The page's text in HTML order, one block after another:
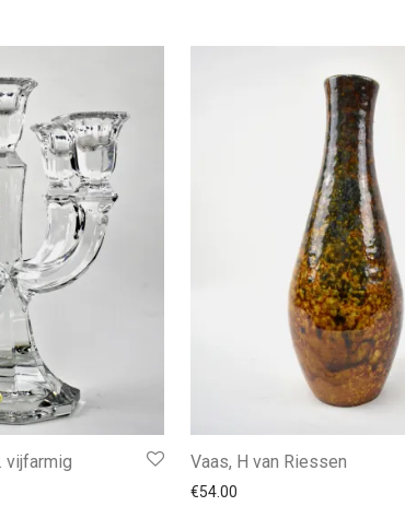
vijfarmig Vaas, H van Riessen
€54.00